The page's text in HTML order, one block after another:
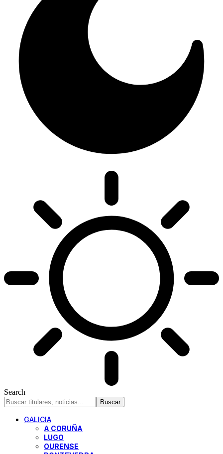
Search
GALICIA
A CORUÑA
LUGO
OURENSE